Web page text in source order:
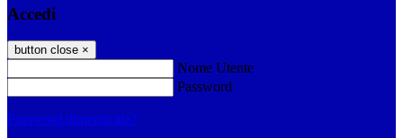
Accedi
button close ×
Nome Utente
Password
Password dimenticata?